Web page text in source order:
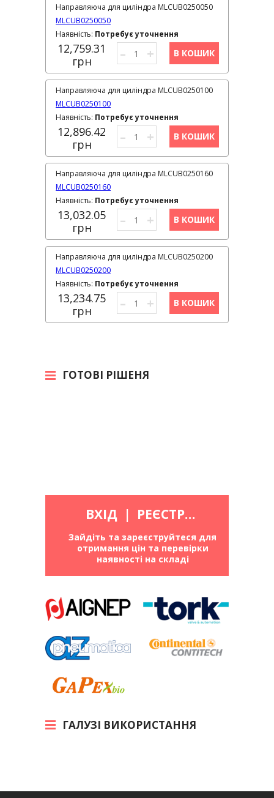
ГОТОВІ РІШЕНЯ
MLCUB0250050
Направляюча для циліндра MLCUB0250050
12,759.31
грн
Наявність: Потребує уточнення
– + В КОШИК
MLCUB0250100
Направляюча для циліндра MLCUB0250100
12,896.42
грн
Наявність: Потребує уточнення
– + В КОШИК
MLCUB0250160
Направляюча для циліндра MLCUB0250160
13,032.05
грн
Наявність: Потребує уточнення
– + В КОШИК
MLCUB0250200
Направляюча для циліндра MLCUB0250200
13,234.75
грн
Наявність: Потребує уточнення
– + В КОШИК
ВХІД | РЕЄСТРАЦІЯ
Зайдіть та зареєструйтеся для
отримання цін та перевірки
наявності на складі
ГАЛУЗІ ВИКОРИСТАННЯ